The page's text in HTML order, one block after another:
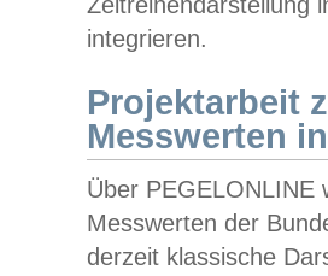
integrieren.
Projektarbeit
Messwerten
Über PEGELONLINE
Messwerten der
derzeit klassische